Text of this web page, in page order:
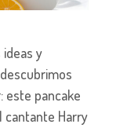
y
este pancake
cantante Harry